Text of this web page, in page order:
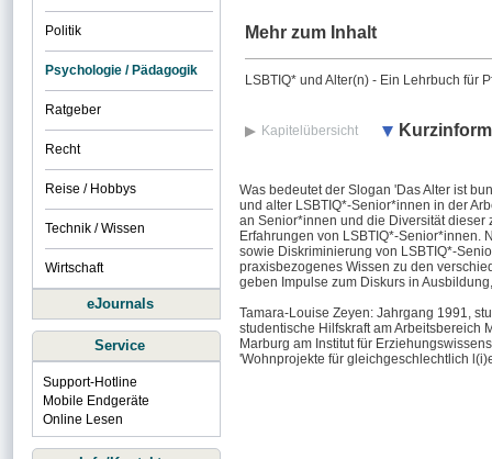
Mehr zum Inhalt
LSBTIQ* und Alter(n) - Ein Lehrbuch für
Kapitelübersicht
Was bedeutet der Slogan 'Das Alter ist
und alter LSBTIQ*-Senior*innen in der
an Senior*innen und die Diversität dieser
Erfahrungen von LSBTIQ*-Senior*innen.
sowie Diskriminierung von LSBTIQ*-
praxisbezogenes Wissen zu den
geben Impulse zum Diskurs in
Tamara-Louise Zeyen: Jahrgang 1991,
studentische Hilfskraft am Arbeitsbereich
Marburg am Institut für
'Wohnprojekte für gleichgeschlechtlich
Politik
Psychologie / Pädagogik
Ratgeber
Recht
Reise / Hobbys
Technik / Wissen
Wirtschaft
eJournals
Service
Support-Hotline
Mobile Endgeräte
Online Lesen